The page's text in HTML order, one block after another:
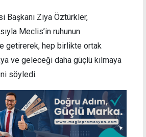
Başkanı Ziya Öztürkler,
Meclis’in ruhunun
getirerek, hep birlikte ortak
ve geleceği daha güçlü kılmaya
söyledi.